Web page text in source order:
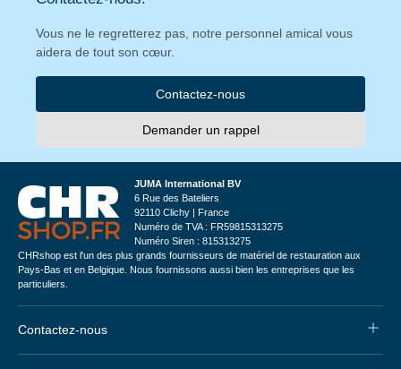
Vous ne le regretterez pas, notre personnel amical vous
aidera de tout son cœur.
Contactez-nous
Demander un rappel
JUMA International BV
6 Rue des Bateliers
92110 Clichy | France
Numéro de TVA : FR59815313275
Numéro Siren : 815313275
CHRshop est l'un des plus grands fournisseurs de matériel de restauration aux
Pays-Bas et en Belgique. Nous fournissons aussi bien les entreprises que les
particuliers.
Contactez-nous